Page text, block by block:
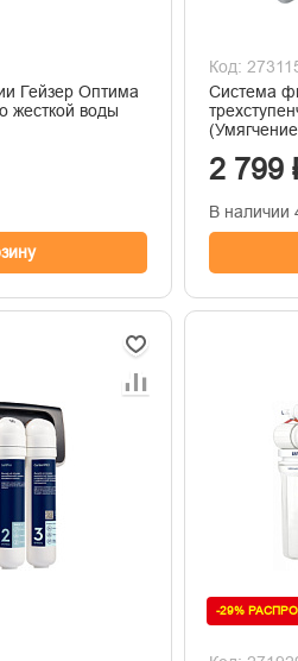
Гейзер Оптима
жесткой воды
Код:
Система
2 799
В наличии
-29%